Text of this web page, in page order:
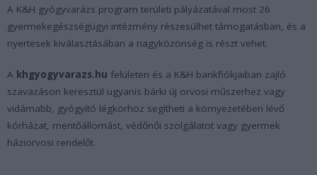
A K&H gyógyvarázs program területi pályázatával most 26
gyermekegészségügyi intézmény részesülhet támogatásban, és a
nyertesek kiválasztásában a nagyközönség is részt vehet.
A khgyogyvarazs.hu felületen és a K&H bankfiókjaiban zajló
szavazáson keresztül ugyanis bárki új orvosi műszerhez vagy
vidámabb, gyógyító légkörhöz segítheti a környezetében lévő
kórházat, mentőállomást, védőnői szolgálatot vagy gyermek
háziorvosi rendelőt.